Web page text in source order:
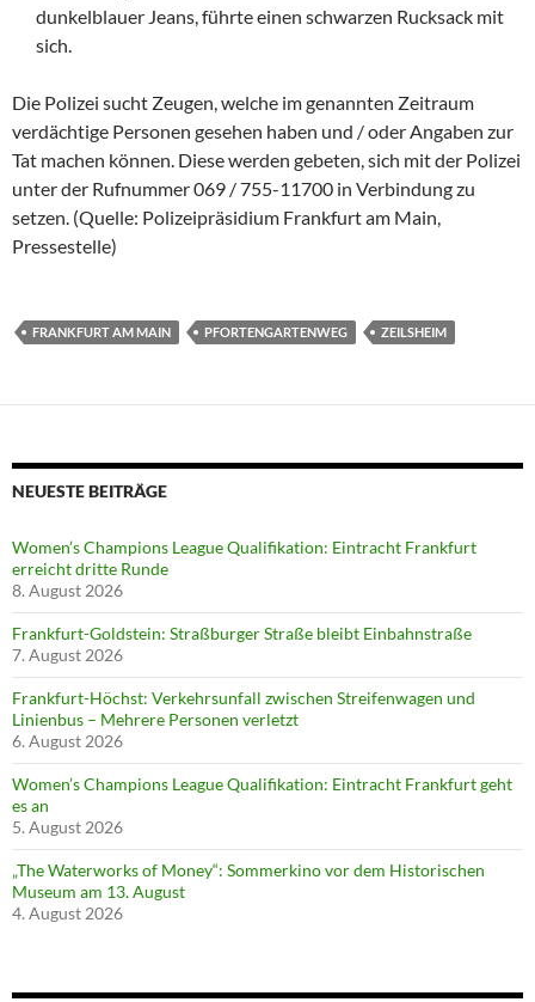
dunkelblauer Jeans, führte einen schwarzen Rucksack mit
sich.
Die Polizei sucht Zeugen, welche im genannten Zeitraum
verdächtige Personen gesehen haben und / oder Angaben zur
Tat machen können. Diese werden gebeten, sich mit der Polizei
unter der Rufnummer 069 / 755-11700 in Verbindung zu
setzen. (Quelle: Polizeipräsidium Frankfurt am Main,
Pressestelle)
FRANKFURT AM MAIN PFORTENGARTENWEG ZEILSHEIM
NEUESTE BEITRÄGE
Women’s Champions League Qualifikation: Eintracht Frankfurt
erreicht dritte Runde
8. August 2026
Frankfurt-Goldstein: Straßburger Straße bleibt Einbahnstraße
7. August 2026
Frankfurt-Höchst: Verkehrsunfall zwischen Streifenwagen und
Linienbus – Mehrere Personen verletzt
6. August 2026
Women’s Champions League Qualifikation: Eintracht Frankfurt geht
es an
5. August 2026
„The Waterworks of Money“: Sommerkino vor dem Historischen
Museum am 13. August
4. August 2026